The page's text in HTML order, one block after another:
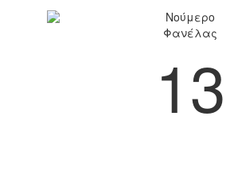
Νούμερο
Φανέλας
13